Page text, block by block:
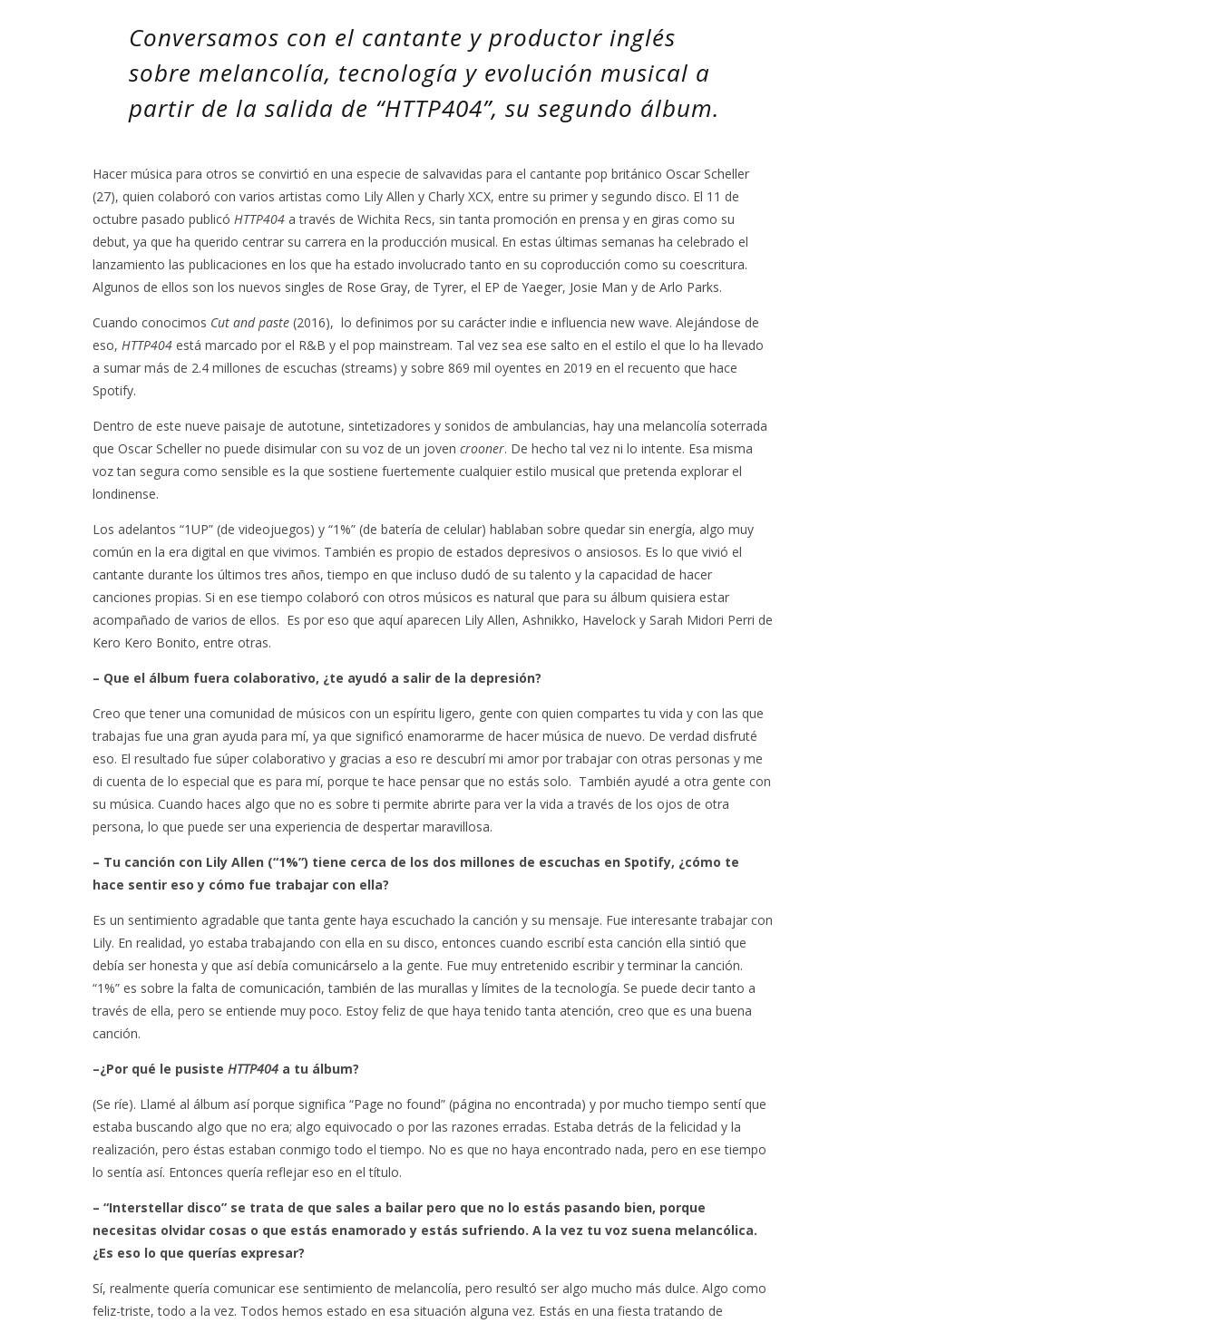
Conversamos con el cantante y productor inglés
sobre melancolía, tecnología y evolución musical a
partir de la salida de “HTTP404”, su segundo álbum.
Hacer música para otros se convirtió en una especie de salvavidas para el cantante pop británico Oscar Scheller
(27), quien colaboró con varios artistas como Lily Allen y Charly XCX, entre su primer y segundo disco. El 11 de
octubre pasado publicó HTTP404 a través de Wichita Recs, sin tanta promoción en prensa y en giras como su
debut, ya que ha querido centrar su carrera en la producción musical. En estas últimas semanas ha celebrado el
lanzamiento las publicaciones en los que ha estado involucrado tanto en su coproducción como su coescritura.
Algunos de ellos son los nuevos singles de Rose Gray, de Tyrer, el EP de Yaeger, Josie Man y de Arlo Parks.
Cuando conocimos Cut and paste (2016), lo definimos por su carácter indie e influencia new wave. Alejándose de
eso, HTTP404 está marcado por el R&B y el pop mainstream. Tal vez sea ese salto en el estilo el que lo ha llevado
a sumar más de 2.4 millones de escuchas (streams) y sobre 869 mil oyentes en 2019 en el recuento que hace
Spotify.
Dentro de este nueve paisaje de autotune, sintetizadores y sonidos de ambulancias, hay una melancolía soterrada
que Oscar Scheller no puede disimular con su voz de un joven crooner. De hecho tal vez ni lo intente. Esa misma
voz tan segura como sensible es la que sostiene fuertemente cualquier estilo musical que pretenda explorar el
londinense.
Los adelantos “1UP” (de videojuegos) y “1%” (de batería de celular) hablaban sobre quedar sin energía, algo muy
común en la era digital en que vivimos. También es propio de estados depresivos o ansiosos. Es lo que vivió el
cantante durante los últimos tres años, tiempo en que incluso dudó de su talento y la capacidad de hacer
canciones propias. Si en ese tiempo colaboró con otros músicos es natural que para su álbum quisiera estar
acompañado de varios de ellos. Es por eso que aquí aparecen Lily Allen, Ashnikko, Havelock y Sarah Midori Perri de
Kero Kero Bonito, entre otras.
– Que el álbum fuera colaborativo, ¿te ayudó a salir de la depresión?
Creo que tener una comunidad de músicos con un espíritu ligero, gente con quien compartes tu vida y con las que
trabajas fue una gran ayuda para mí, ya que significó enamorarme de hacer música de nuevo. De verdad disfruté
eso. El resultado fue súper colaborativo y gracias a eso re descubrí mi amor por trabajar con otras personas y me
di cuenta de lo especial que es para mí, porque te hace pensar que no estás solo. También ayudé a otra gente con
su música. Cuando haces algo que no es sobre ti permite abrirte para ver la vida a través de los ojos de otra
persona, lo que puede ser una experiencia de despertar maravillosa.
– Tu canción con Lily Allen (“1%”) tiene cerca de los dos millones de escuchas en Spotify, ¿cómo te
hace sentir eso y cómo fue trabajar con ella?
Es un sentimiento agradable que tanta gente haya escuchado la canción y su mensaje. Fue interesante trabajar con
Lily. En realidad, yo estaba trabajando con ella en su disco, entonces cuando escribí esta canción ella sintió que
debía ser honesta y que así debía comunicárselo a la gente. Fue muy entretenido escribir y terminar la canción.
“1%” es sobre la falta de comunicación, también de las murallas y límites de la tecnología. Se puede decir tanto a
través de ella, pero se entiende muy poco. Estoy feliz de que haya tenido tanta atención, creo que es una buena
canción.
–¿Por qué le pusiste HTTP404 a tu álbum?
(Se ríe). Llamé al álbum así porque significa “Page no found” (página no encontrada) y por mucho tiempo sentí que
estaba buscando algo que no era; algo equivocado o por las razones erradas. Estaba detrás de la felicidad y la
realización, pero éstas estaban conmigo todo el tiempo. No es que no haya encontrado nada, pero en ese tiempo
lo sentía así. Entonces quería reflejar eso en el título.
– “Interstellar disco” se trata de que sales a bailar pero que no lo estás pasando bien, porque
necesitas olvidar cosas o que estás enamorado y estás sufriendo. A la vez tu voz suena melancólica.
¿Es eso lo que querías expresar?
Sí, realmente quería comunicar ese sentimiento de melancolía, pero resultó ser algo mucho más dulce. Algo como
feliz-triste, todo a la vez. Todos hemos estado en esa situación alguna vez. Estás en una fiesta tratando de